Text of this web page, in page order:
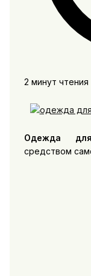
2 минут чтения
Одежда
средством